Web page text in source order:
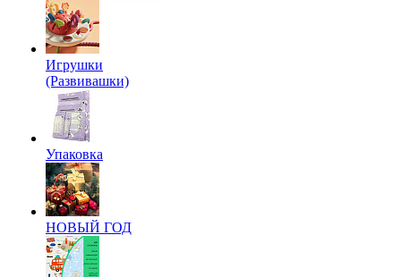
Игрушки
(Развивашки)
Упаковка
НОВЫЙ ГОД